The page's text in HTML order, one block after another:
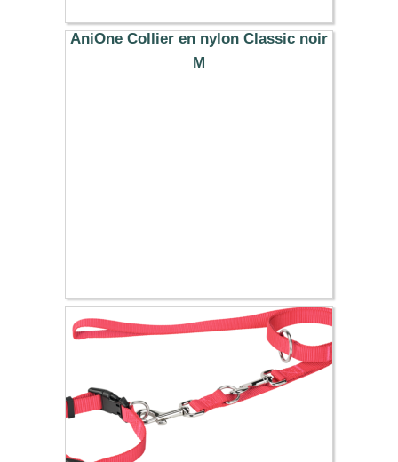
10.99 €
AniOne Collier en nylon Classic noir
M